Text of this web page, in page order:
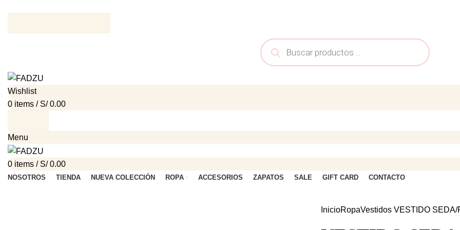
Wishlist
0 items / S/0.00
Menu
0 items / S/0.00
NOSOTROS TIENDA NUEVA COLECCIÓN ROPA ACCESORIOS ZAPATOS SALE GIFT CARD CONTACTO
InicioRopaVestidos VESTIDO SEDA/